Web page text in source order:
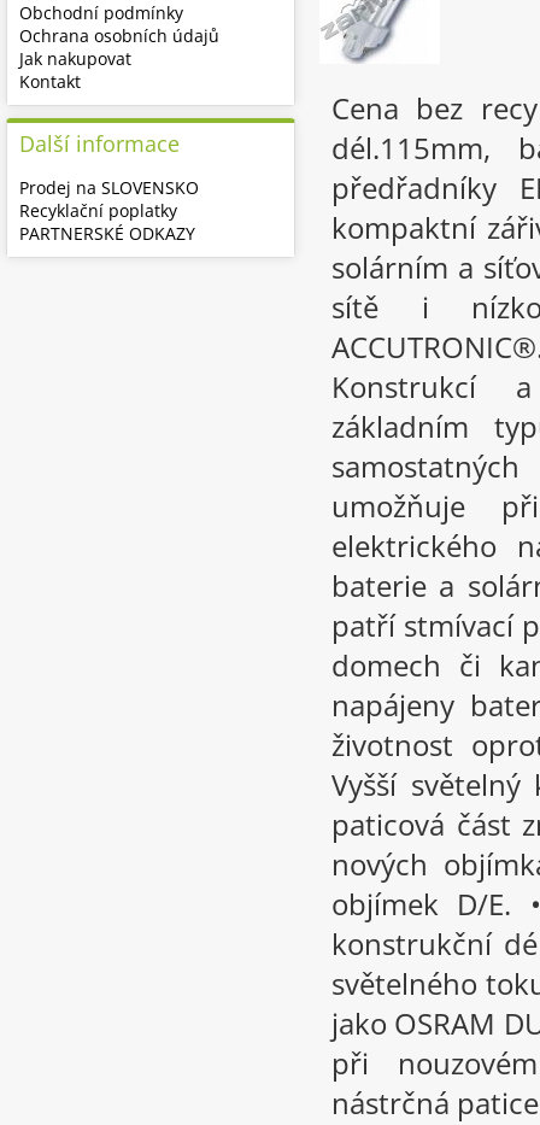
Cena bez
dél.115mm,
předřadníky
kompaktní
solárním a
sítě i
Konstrukcí
základním
umožňuje
elektrického
baterie a
patří stmívací
domech či
napájeny
životnost
Vyšší
paticová část
nových
objímek D/E.
konstrukční
světelného
jako OSRAM
při
nástrčná
Obchodní podmínky
Ochrana osobních údajů
Jak nakupovat
Kontakt
Další informace
Prodej na SLOVENSKO
Recyklační poplatky
PARTNERSKÉ ODKAZY